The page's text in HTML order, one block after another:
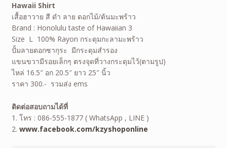
Hawaii Shirt
เสื้อฮาวาย สี ดำ ลาย ดอกไม้/ต้นมะพร้าว
Brand : Honolulu taste of Hawaiian 3
Size L 100% Rayon กระดุมกะลามะพร้าว
ปั้มลายดอกซากุระ มีกระดุมสำรอง
แขนขวามีรอยเล็กๆ ตรงจุดที่วางกระดุมไว้(ตามรูป)
ไหล่ 16.5″ อก 20.5″ ยาว 25″ นิ้ว
ราคา 300.- รวมส่ง ems
ติดต่อสอบถามได้ที่
1. โทร : 086-555-1877 ( WhatsApp , LINE )
2. www.facebook.com/kzyshoponline